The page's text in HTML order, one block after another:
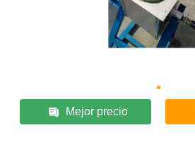
Mejor precio